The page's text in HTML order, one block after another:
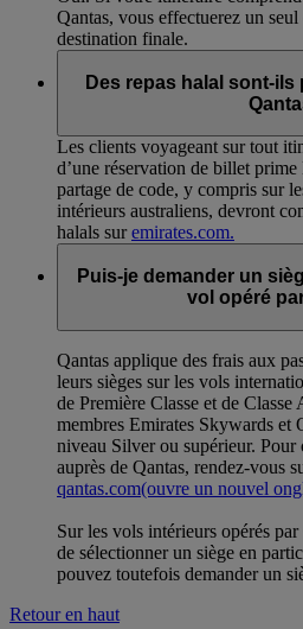
Qantas, vous effectuerez un
destination finale.
Des repas halal sont-
Les clients voyageant sur tout
d’une réservation de billet
partage de code, y compris sur
intérieurs australiens, devront
halals suremirates.com.
Puis-je demander un
vol opéré
Qantas applique des frais aux
leurs sièges sur les vols
de Première Classe et de
membres Emirates Skywards et
niveau Silver ou supérieur. Pour
auprès de Qantas, rendez-vous
qantas.com(ouvre un nouvel
Sur les vols intérieurs opérés
de sélectionner un siège en
pouvez toutefois demander un
Retour en haut